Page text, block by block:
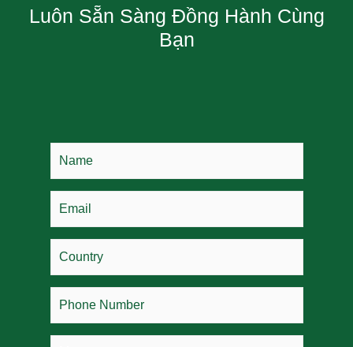
Luôn Sẵn Sàng Đồng Hành Cùng
Bạn